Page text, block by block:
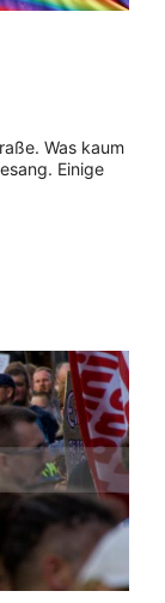
Was kaum
Einige